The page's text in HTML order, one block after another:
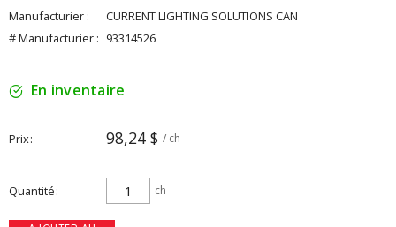
Manufacturier :
CURRENT LIGHTING SOLUTIONS CAN
# Manufacturier : 93314526
En inventaire
Prix 98,24 $ / ch
Quantité ch